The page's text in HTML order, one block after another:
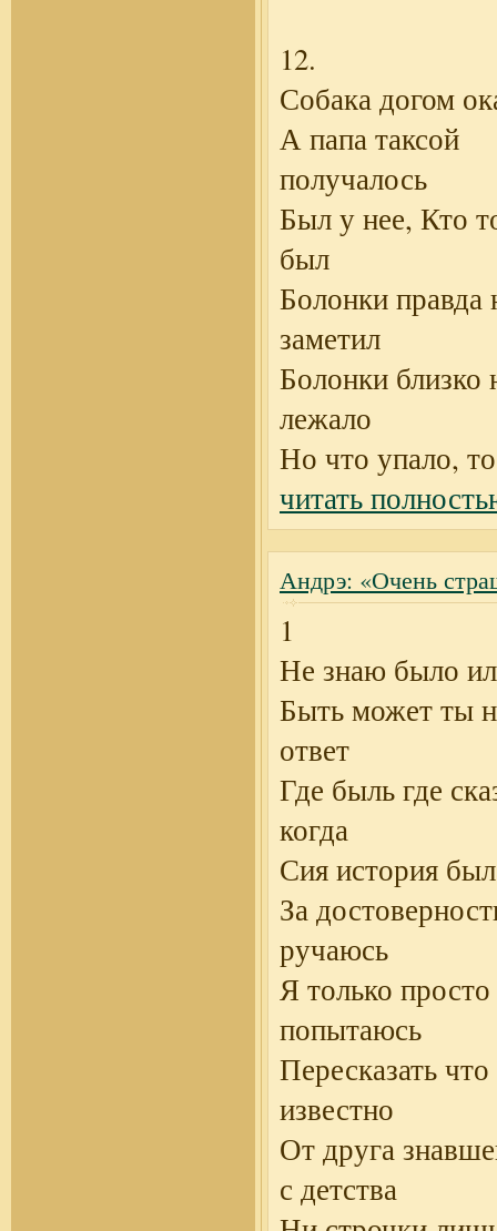
12.
Собака догом
А папа таксой
получалось
Был у нее, Кто
был
Болонки правда
заметил
Болонки близко
лежало
Но что упало, то
читать
Андрэ: «Очень
1
Не знаю было
Быть может ты
ответ
Где быль где
когда
Сия история
За
ручаюсь
Я только просто
попытаюсь
Пересказать
известно
От друга
с детства